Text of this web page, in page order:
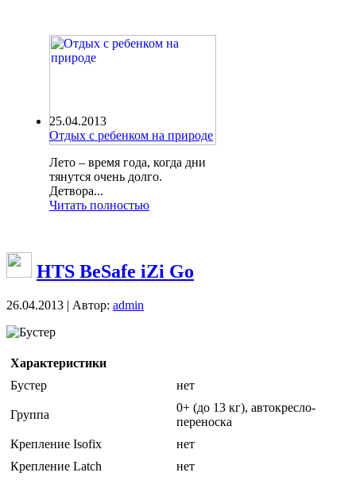
25.04.2013
Отдых с ребенком на природе
Лето – время года, когда дни
тянутся очень долго.
Детвора...
Читать полностью
HTS BeSafe iZi Go
26.04.2013 | Автор: admin
Бустер
Характеристики
Бустер
нет
Группа
0+ (до 13 кг), автокресло-
переноска
Крепление Isofix
нет
Крепление Latch
нет